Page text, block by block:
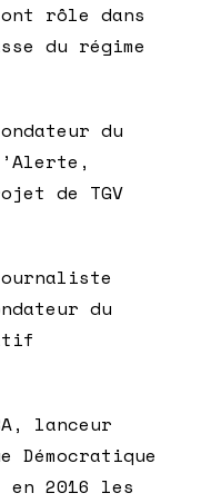
rôle dans
du régime
du
de TGV
du
lanceur
Démocratique
en 2016 les